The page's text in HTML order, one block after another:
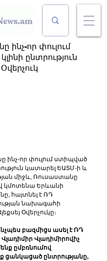
ինչ-որ փուլում
ընտրություն
ինչ-որ փուլում ստիպված
կատարել ԵԱՏՄ-ի և
միջև, Ռուսաստանը
կմոտենա Երևանի
հայտնել է ՌԴ
նախագահի
Օվերչուկը։
բազմիցս ասել է ՌԴ
Վլադիմիրովիչ
ըմբռնումով
ցանկացած ընտրությանը,